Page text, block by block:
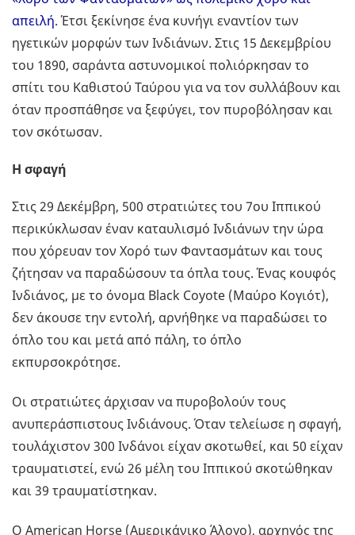
απειλή. Έτσι ξεκίνησε ένα κυνήγι εναντίον των
ηγετικών μορφών των Ινδιάνων. Στις 15 Δεκεμβρίου
του 1890, σαράντα αστυνομικοί πολιόρκησαν το
σπίτι του Καθιστού Ταύρου για να τον συλλάβουν και
όταν προσπάθησε να ξεφύγει, τον πυροβόλησαν και
τον σκότωσαν.
Η σφαγή
Στις 29 Δεκέμβρη, 500 στρατιώτες του 7ου Ιππικού
περικύκλωσαν έναν καταυλισμό Ινδιάνων την ώρα
που χόρευαν τον Χορό των Φαντασμάτων και τους
ζήτησαν να παραδώσουν τα όπλα τους. Ένας κουφός
Ινδιάνος, με το όνομα Black Coyote (Μαύρο Κογιότ),
δεν άκουσε την εντολή, αρνήθηκε να παραδώσει το
όπλο του και μετά από πάλη, το όπλο
εκπυρσοκρότησε.
Οι στρατιώτες άρχισαν να πυροβολούν τους
ανυπεράσπιστους Ινδιάνους. Όταν τελείωσε η σφαγή,
τουλάχιστον 300 Ινδάνοι είχαν σκοτωθεί, και 50 είχαν
τραυματιστεί, ενώ 26 μέλη του Ιππικού σκοτώθηκαν
και 39 τραυματίστηκαν.
Ο American Horse (Αμερικάνικο Άλογο), αρχηγός της